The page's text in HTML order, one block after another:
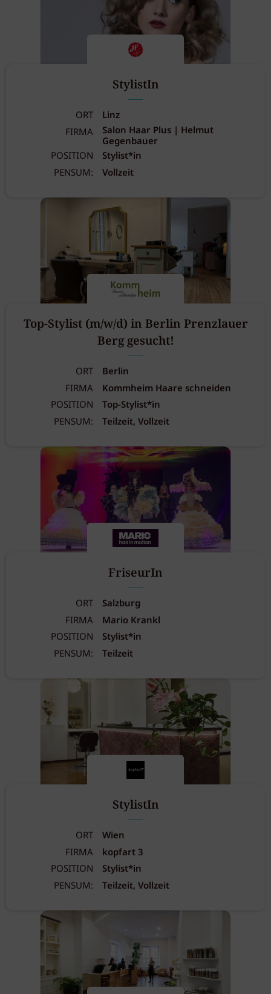
StylistIn
ORT
Linz
FIRMA
Salon Haar Plus | Helmut
Gegenbauer
POSITION
Stylist*in
PENSUM:
Vollzeit
Top-Stylist (m/w/d) in Berlin Prenzlauer
Berg gesucht!
ORT
Berlin
FIRMA
Kommheim Haare schneiden
POSITION
Top-Stylist*in
PENSUM:
Teilzeit, Vollzeit
FriseurIn
ORT
Salzburg
FIRMA
Mario Krankl
POSITION
Stylist*in
PENSUM:
Teilzeit
StylistIn
ORT
Wien
FIRMA
kopfart 3
POSITION
Stylist*in
PENSUM:
Teilzeit, Vollzeit